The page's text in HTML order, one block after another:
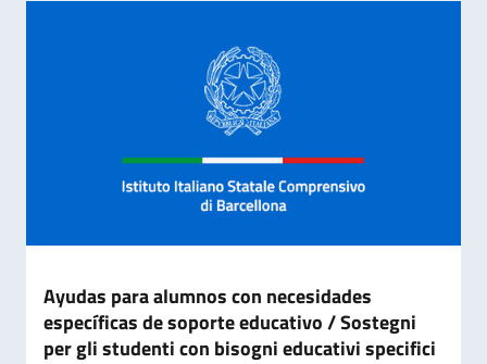
Ayudas para alumnos con necesidades
específicas de soporte educativo / Sostegni
per gli studenti con bisogni educativi specifici